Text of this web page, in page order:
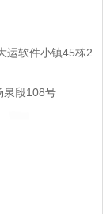
运软件小镇45栋2
泉段108号